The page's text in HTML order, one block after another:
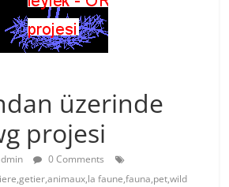
üzerinde
projesi
0 Comments
faune,fauna,pet,wild